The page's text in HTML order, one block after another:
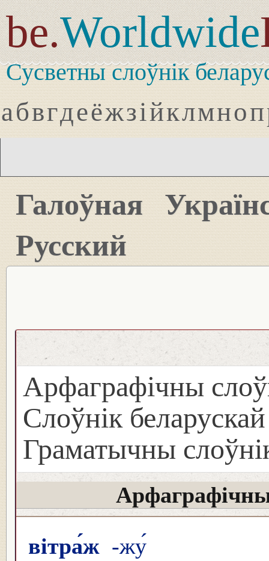
be.Worldwide
Сусветны слоўнік
абвгдеёжзійклмноп
Галоўная
Русский
Арфаграфічны
Слоўнік
Граматычны
вітра́ж -жу́